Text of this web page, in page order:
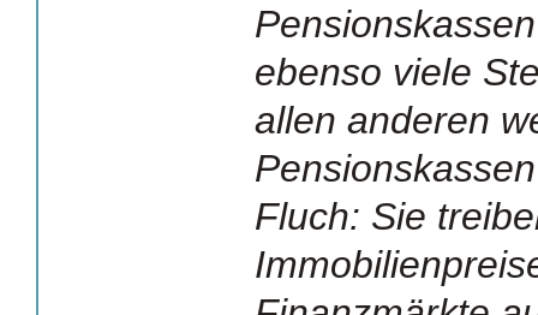
ebenso viele
allen anderen
Fluch: Sie